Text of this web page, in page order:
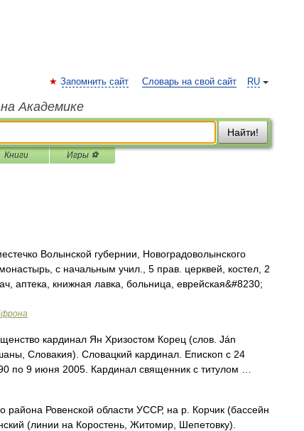
RU
Запомнить сайт Словарь на свой сайт
Академике
Найти!
Книги Игры ⚽
Волынской губернии, Новоградоволынского
с начальным учил., 5 прав. церквей, костел, 2
аптека, книжная лавка, больница, еврейская&#8230;
кардинал Ян Хризостом Корец (слов. Ján
Словакия). Словацкий кардинал. Епископ с 24
по 9 июня 2005. Кардинал священник с титулом …
Ровенской области УССР, на р. Корчик (бассейн
(линии на Коростень, Житомир, Шепетовку).